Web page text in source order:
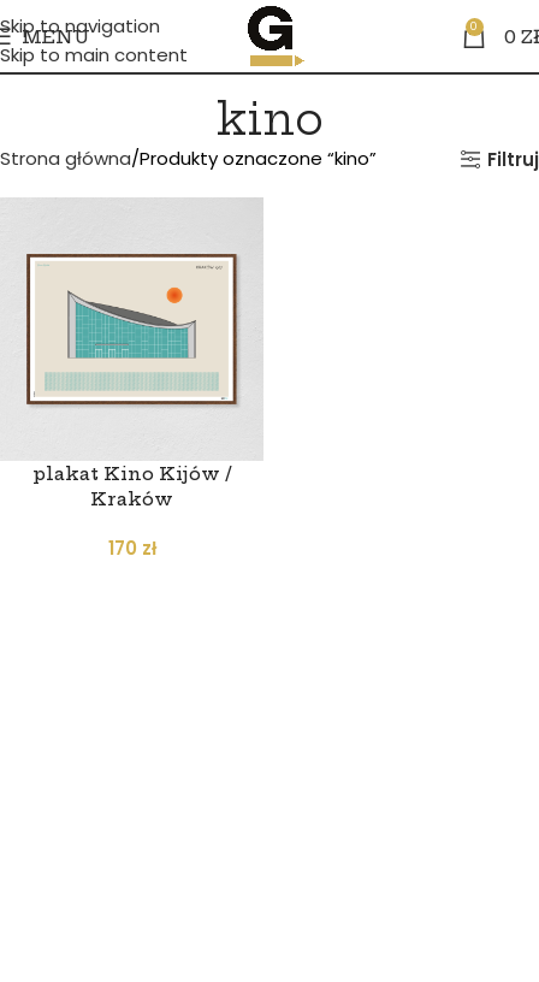
Skip to navigation
Skip to main content
MENU 0 0
kino
Strona główna Produkty oznaczone “kino” Filtruj
plakat Kino Kijów /
Kraków
170 zł